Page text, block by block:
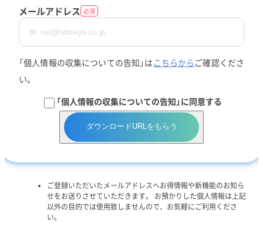
メールアドレス 必須
「個人情報の収集についての告知」は こちらから ご確認くださ
い。
「個人情報の収集についての告知」に同意する
ダウンロードURLをもらう
ご登録いただいたメールアドレスへお得情報や新機能のお知ら
せをお送りさせていただきます。 お預かりした個人情報は上記
以外の目的では使用致しませんので、お気軽にご利用くださ
い。